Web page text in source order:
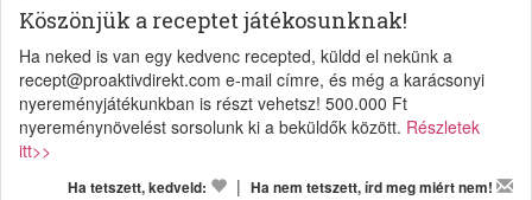
Köszönjük a receptet játékosunknak!
Ha neked is van egy kedvenc recepted, küldd el nekünk a
recept@proaktivdirekt.com e-mail címre, és még a karácsonyi
nyereményjátékunkban is részt vehetsz! 500.000 Ft
nyereménynövelést sorsolunk ki a beküldők között. Részletek
itt>>
Ha tetszett, kedveld: | Ha nem tetszett, írd meg miért nem!